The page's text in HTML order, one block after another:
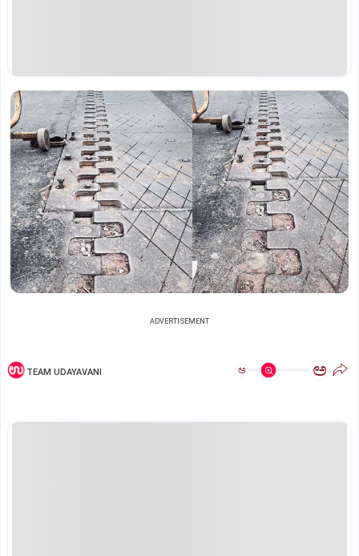
ADVERTISEMENT
TEAM UDAYAVANI ಅ ಅ